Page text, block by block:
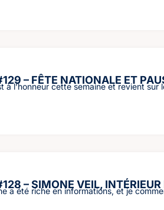
– FÊTE NATIONALE ET
à l’honneur cette semaine et revient
– SIMONE VEIL,
a été riche en informations, et je